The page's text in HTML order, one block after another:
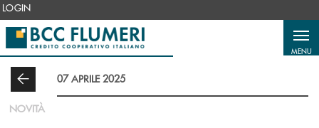
Salta al contenuto principale
LOGIN
MENU
07 APRILE 2025
NOVITÀ